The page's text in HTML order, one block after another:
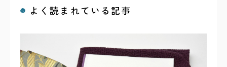
よく読まれている記事